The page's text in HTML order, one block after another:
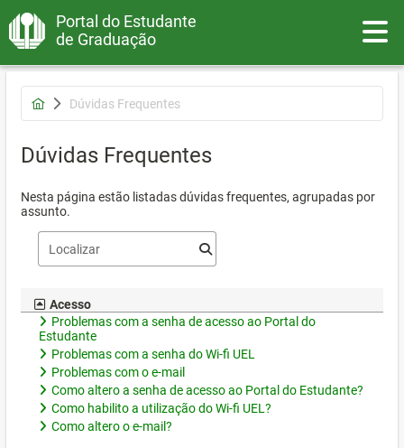
Portal do Estudante
de Graduação
Dúvidas Frequentes
Dúvidas Frequentes
Nesta página estão listadas dúvidas frequentes, agrupadas por
assunto.
Acesso
Problemas com a senha de acesso ao Portal do
Estudante
Problemas com a senha do Wi-fi UEL
Problemas com o e-mail
Como altero a senha de acesso ao Portal do Estudante?
Como habilito a utilização do Wi-fi UEL?
Como altero o e-mail?